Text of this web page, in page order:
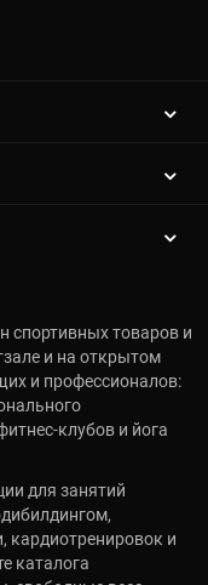
спортивных товаров и
и на открытом
и профессионалов:
клубов и йога
для занятий
кардиотренировок и
каталога